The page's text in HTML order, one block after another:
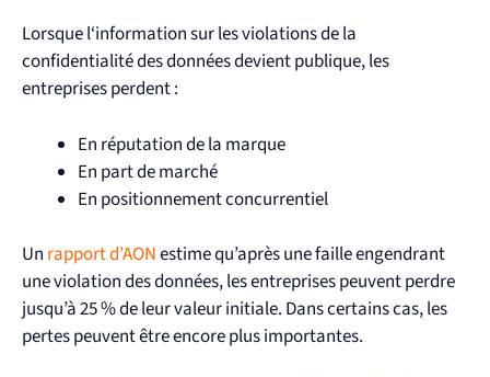
Lorsque l‘information sur les violations de la
confidentialité des données devient publique, les
entreprises perdent :
En réputation de la marque
En part de marché
En positionnement concurrentiel
Un rapport d’AONestime qu’après une faille engendrant
une violation des données, les entreprises peuvent perdre
jusqu’à 25 % de leur valeur initiale. Dans certains cas, les
pertes peuvent être encore plus importantes.